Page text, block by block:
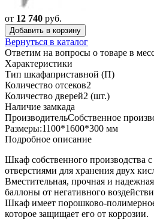
от 12 740 руб.
Добавить в корзину
Вернуться в каталог
Ответим на вопросы о товаре в
Характеристики
Тип шкафаприставной (П)
Количество отсеков2
Количество дверей2 (шт.)
Наличие замкада
ПроизводительСобственное
Размеры:1100*1600*300 мм
Подробное описание
Шкаф собственного производства
отверстиями для хранения двух
Вместительная, прочная и
баллоны от негативного
Шкаф имеет порошково-
которое защищает его от коррозии.